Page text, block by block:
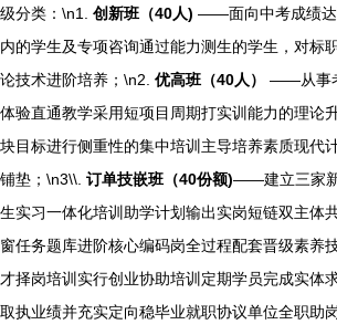
级分类：\n1. 创新班（40人) ——面向中考成绩达
内的学生及专项咨询通过能力测生的学生，对标
论技术进阶培养；\n2. 优高班（40人）
——从事
体验直通教学采用短项目周期打实训能力的理论
块目标进行侧重性的集中培训主导培养素质现代
铺垫；\n3\\. 订单技嵌班（40份额)——建立三家
生实习一体化培训助学计划输出实岗短链双主体
窗任务题库进阶核心编码岗全过程配套晋级素养
才择岗培训实行创业协助培训定期学员完成实体
取执业绩并充实定向稳毕业就职协议单位全职助